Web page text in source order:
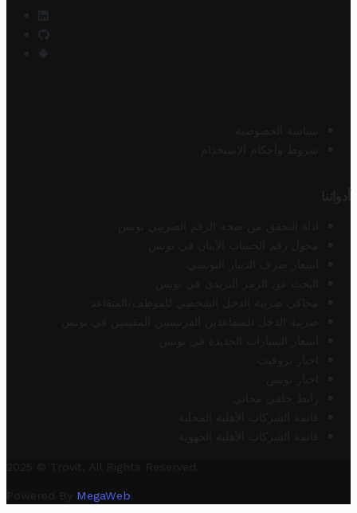
سياسة الخصوصية
شروط وأحكام الاستخدام
أدواتنا
أداة التحقق من صحة الرقم الضريبي تونس
محول رقم الحساب الآيبان في تونس
أسعار صرف الدينار التونسي
البحث عن الرمز البريدي في تونس
محاكي ضريبة الدخل الشخصي للموظف/المتقاعد
ضريبة الدخل للمتقاعدين الفرنسيين المقيمين في تونس
أسعار السيارات الجديدة في تونس
أخبار تروفيت
أخبار تونس
رابط خلفي مجاني
قائمة الشركات الأهلية المحلية
قائمة الشركات الأهلية الجهوية
2025 © Trovit. All Rights Reserved.
Powered By MegaWeb